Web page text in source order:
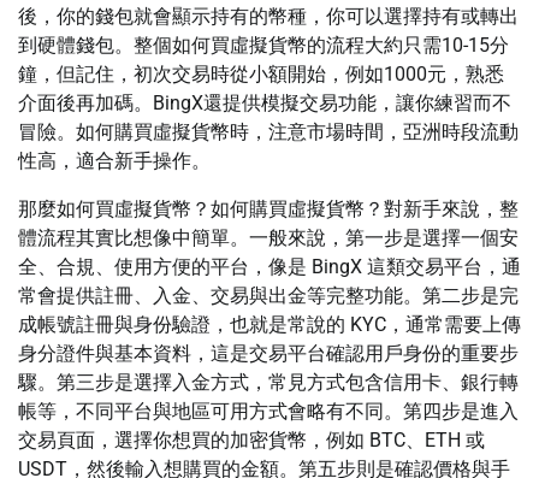
後，你的錢包就會顯示持有的幣種，你可以選擇持有或轉出
到硬體錢包。整個如何買虛擬貨幣的流程大約只需10-15分
鐘，但記住，初次交易時從小額開始，例如1000元，熟悉
介面後再加碼。BingX還提供模擬交易功能，讓你練習而不
冒險。如何購買虛擬貨幣時，注意市場時間，亞洲時段流動
性高，適合新手操作。
那麼如何買虛擬貨幣？如何購買虛擬貨幣？對新手來說，整
體流程其實比想像中簡單。一般來說，第一步是選擇一個安
全、合規、使用方便的平台，像是 BingX 這類交易平台，通
常會提供註冊、入金、交易與出金等完整功能。第二步是完
成帳號註冊與身份驗證，也就是常說的 KYC，通常需要上傳
身分證件與基本資料，這是交易平台確認用戶身份的重要步
驟。第三步是選擇入金方式，常見方式包含信用卡、銀行轉
帳等，不同平台與地區可用方式會略有不同。第四步是進入
交易頁面，選擇你想買的加密貨幣，例如 BTC、ETH 或
USDT，然後輸入想購買的金額。第五步則是確認價格與手